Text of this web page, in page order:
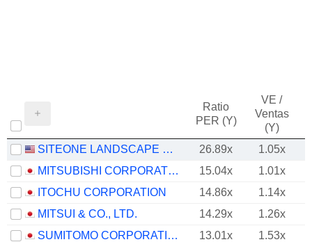
Ratio
PER (Y)
VE /
Ventas
(Y)
SITEONE LANDSCAPE SUPPLY, INC. 26.89x 1.05x
MITSUBISHI CORPORATION
15.04x 1.01x
ITOCHU CORPORATION
14.86x
1.14x
MITSUI & CO., LTD.
14.29x 1.26x
SUMITOMO CORPORATION
13.01x 1.53x